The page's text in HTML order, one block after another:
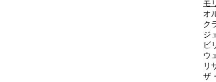
モ
オ
ク
ジ
ビ
ウ
リ
ザ